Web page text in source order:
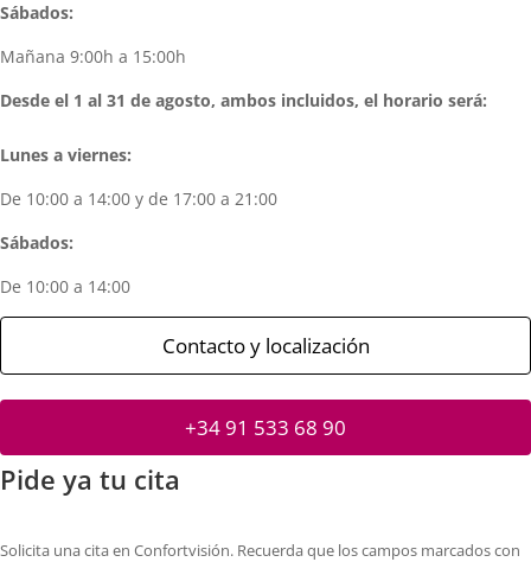
Sábados:
Mañana 9:00h a 15:00h
Desde el 1 al 31 de agosto, ambos incluidos, el horario será:
Lunes a viernes:
De 10:00 a 14:00 y de 17:00 a 21:00
Sábados:
De 10:00 a 14:00
Contacto y localización
+34 91 533 68 90
Pide ya tu cita
Solicita una cita en Confortvisión. Recuerda que los campos marcados con